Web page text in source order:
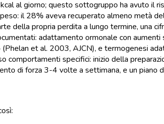
al giorno; questo sottogruppo ha avuto il
il 28% aveva recuperato almeno metà
della propria perdita a lungo termine, una
adattamento ormonale con
et al. 2003, AJCN), e termogenesi
comportamenti specifici: inizio della
di forza 3-4 volte a settimana, e un